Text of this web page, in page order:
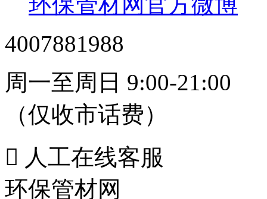
4007881988
周一至周日 9:00-21:00
（仅收市话费）
 人工在线客服
环保管材网